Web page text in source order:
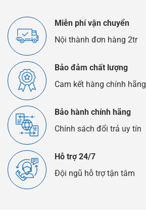
Thế
Nào?
Miễn phí vận chuyển
Nội thành đơn hàng 2tr
Bảo đảm chất lượng
Cam kết hàng chính hãng
Bảo hành chính hãng
Chính sách đổi trả uy tín
Hỗ trợ 24/7
Đội ngũ hỗ trợ tận tâm